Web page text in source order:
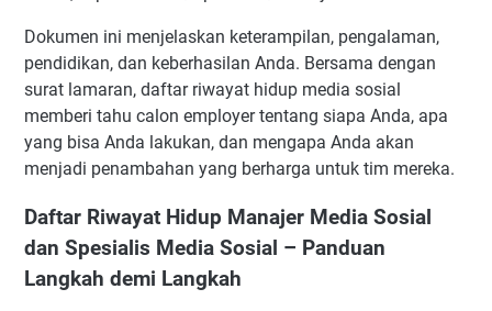
Dokumen ini menjelaskan keterampilan, pengalaman,
pendidikan, dan keberhasilan Anda. Bersama dengan
surat lamaran, daftar riwayat hidup media sosial
memberi tahu calon employer tentang siapa Anda, apa
yang bisa Anda lakukan, dan mengapa Anda akan
menjadi penambahan yang berharga untuk tim mereka.
Daftar Riwayat Hidup Manajer Media Sosial
dan Spesialis Media Sosial – Panduan
Langkah demi Langkah